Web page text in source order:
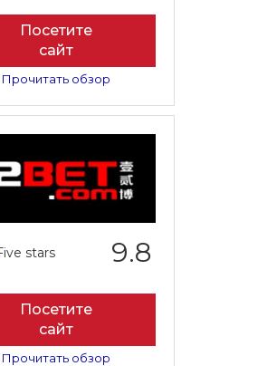
Посетите
сайт
Прочитать обзор
9.8
Посетите
сайт
Прочитать обзор